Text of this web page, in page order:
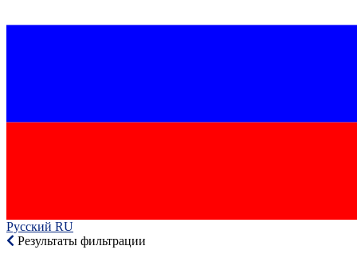
Русский RU‎
Результаты фильтрации